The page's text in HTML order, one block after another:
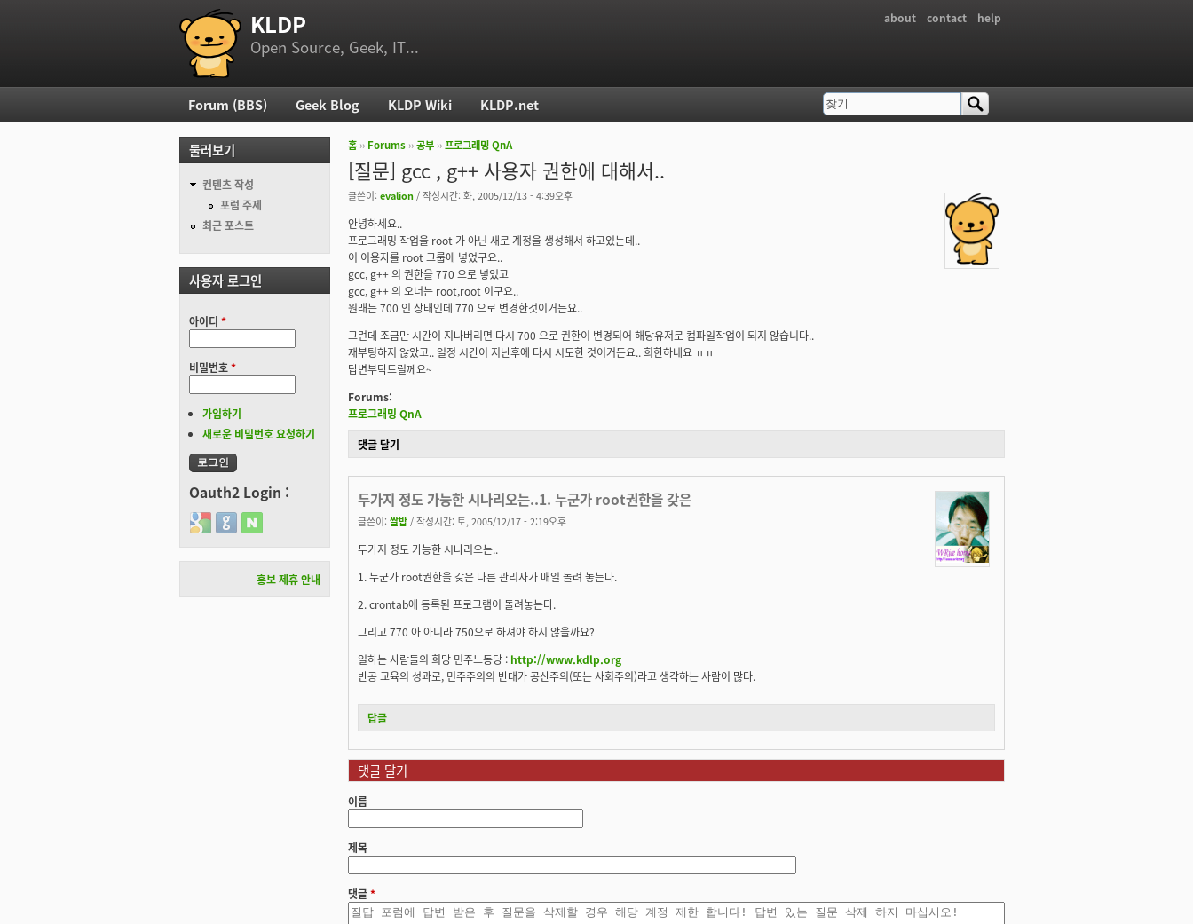
부 메뉴
about contact help
KLDP
Open Source, Geek, IT...
현재 위치
홈 ›› Forums ››공부 ››프로그래밍 QnA
[질문] gcc , g++ 사용자 권한에 대해서..
글쓴이: evalion / 작성시간: 화, 2005/12/13 - 4:39오후
안녕하세요..
프로그래밍 작업을 root 가 아닌 새로 계정을 생성해서 하고있는데..
이 이용자를 root 그룹에 넣었구요..
gcc, g++ 의 권한을 770 으로 넣었고
gcc, g++ 의 오너는 root,root 이구요..
원래는 700 인 상태인데 770 으로 변경한것이거든요..
그런데 조금만 시간이 지나버리면 다시 700 으로 권한이 변경되어 해당유저로 컴파일작업이 되지 않습니다..
재부팅하지 않았고.. 일정 시간이 지난후에 다시 시도한 것이거든요.. 희한하네요 ㅠㅠ
답변부탁드릴께요~
Forums:
프로그래밍 QnA
댓글 달기
두가지 정도 가능한 시나리오는..1. 누군가 root권한을 갖은
글쓴이: 쌀밥 / 작성시간: 토, 2005/12/17 - 2:19오후
두가지 정도 가능한 시나리오는..
1. 누군가 root권한을 갖은 다른 관리자가 매일 돌려 놓는다.
2. crontab에 등록된 프로그램이 돌려놓는다.
그리고 770 아 아니라 750으로 하셔야 하지 않을까요?
일하는 사람들의 희망 민주노동당 : http://www.kdlp.org
반공 교육의 성과로, 민주주의의 반대가 공산주의(또는 사회주의)라고 생각하는 사람이 많다.
답글
댓글 달기
이름
제목
댓글*
주 메뉴
Forum (BBS) Geek Blog KLDP Wiki KLDP.net 검색 폼
찾기
둘러보기
컨텐츠 작성
포럼 주제
최근 포스트
사용자 로그인
아이디 *
비밀번호*
가입하기
새로운 비밀번호 요청하기
Oauth2 Login :
Login with Google
Login with GitHub
Login with Naver
홍보 제휴 안내